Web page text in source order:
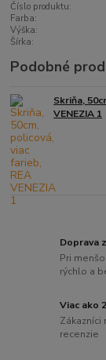
Číslo produktu:
Farba:
Výška:
Šírka:
Podobné
Skriňa,
VENEZIA 1
Doprava
Pri
rýchlo a
Viac ako
Zákazníci
recenzie